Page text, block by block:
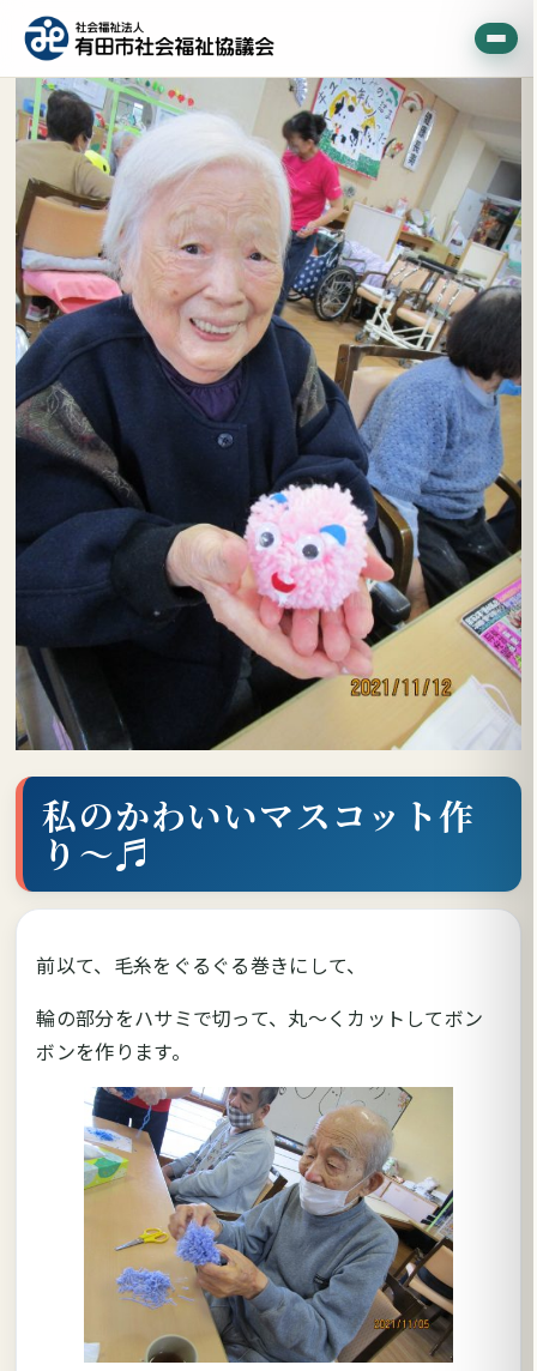
私のかわいいマスコット作
り～♬
前以て、毛糸をぐるぐる巻きにして、
輪の部分をハサミで切って、丸～くカットしてボン
ボンを作ります。